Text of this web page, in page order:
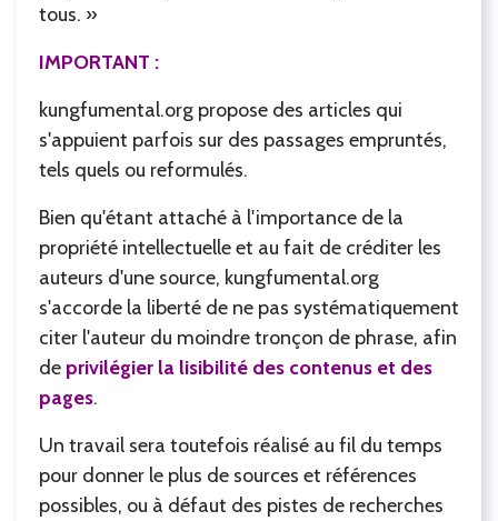
tous. »
IMPORTANT :
kungfumental.org propose des articles qui
s'appuient parfois sur des passages empruntés,
tels quels ou reformulés.
Bien qu'étant attaché à l'importance de la
propriété intellectuelle et au fait de créditer les
auteurs d'une source, kungfumental.org
s'accorde la liberté de ne pas systématiquement
citer l'auteur du moindre tronçon de phrase, afin
de privilégier la lisibilité des contenus et des
pages.
Un travail sera toutefois réalisé au fil du temps
pour donner le plus de sources et références
possibles, ou à défaut des pistes de recherches